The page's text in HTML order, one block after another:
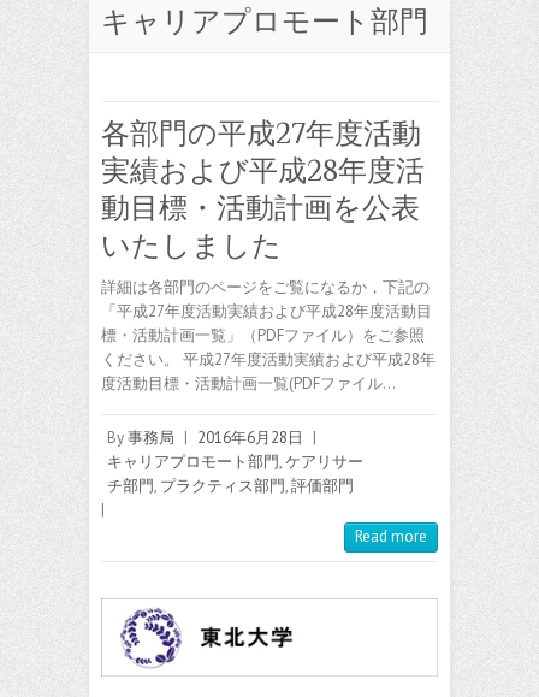
キャリアプロモート部門
各部門の平成27年度活動
実績および平成28年度活
動目標・活動計画を公表
いたしました
詳細は各部門のページをご覧になるか，下記の
「平成27年度活動実績および平成28年度活動目
標・活動計画一覧」（PDFファイル）をご参照
ください。 平成27年度活動実績および平成28年
度活動目標・活動計画一覧(PDFファイル…
By事務局 | 2016年6月28日
|
キャリアプロモート部門,ケアリサー
チ部門, プラクティス部門,評価部門
|
Read more